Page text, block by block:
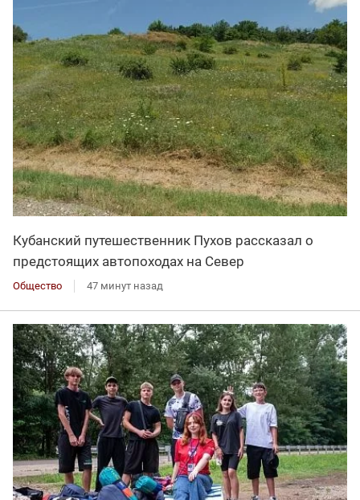
Кубанский путешественник Пухов рассказал о
предстоящих автопоходах на Север
Общество 47 минут назад